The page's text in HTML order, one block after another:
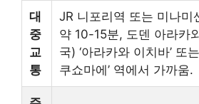
대
중
교
통
JR 니포리역 또는 미나미
약 10-15분, 도덴 아라카
국) ‘아라카와 이치바’ 또
쿠쇼마에’ 역에서 가까움.